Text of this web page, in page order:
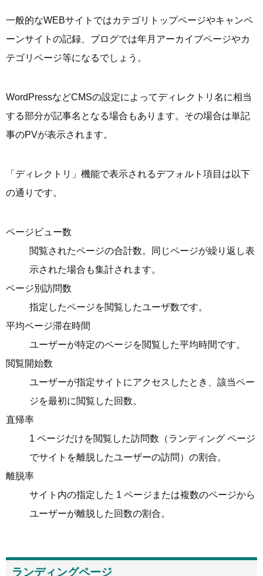
一般的なWEBサイトではカテゴリトップページやキャンペ
ーンサイトの記録、ブログでは年月アーカイブページやカ
テゴリページ等になるでしょう。
WordPressなどCMSの設定によってディレクトリ名に相当
する部分が記事名となる場合もあります。その場合は単記
事のPVが表示されます。
「ディレクトリ」機能で表示されるデフォルト項目は以下
の通りです。
ページビュー数
閲覧されたページの合計数。同じページが繰り返し表
示された場合も集計されます。
ページ別訪問数
指定したページを閲覧したユーザ数です。
平均ページ滞在時間
ユーザーが特定のページを閲覧した平均時間です。
閲覧開始数
ユーザーが指定サイトにアクセスしたとき、該当ペー
ジを最初に閲覧した回数。
直帰率
1 ページだけを閲覧した訪問数（ランディング ページ
でサイトを離脱したユーザーの訪問）の割合。
離脱率
サイト内の指定した 1 ページまたは複数のページから
ユーザーが離脱した回数の割合。
ランディングページ